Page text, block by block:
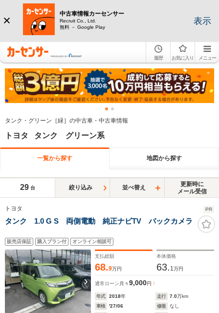
中古車情報カーセンサー
Recruit Co., Ltd.
無料 － Google Play
表示
履歴 お気に入り メニュー
タンク・グリーン［緑］の中古車・中古車情報
トヨタ タンク グリーン系
一覧から探す 地図から探す
29 台 絞り込み 並べ替え
更新時に
メール受信
トヨタ PR
タンク 1.0 G S 両側電動 純正ナビTV バックカメラ
販売店保証 購入プラン付 オンライン相談可
支払総額
68.9万円
本体価格
63. 1万円
通常ローン 月々9,000円
年式 2018年 走行 7.0万km
車検
'27/06 修復
なし